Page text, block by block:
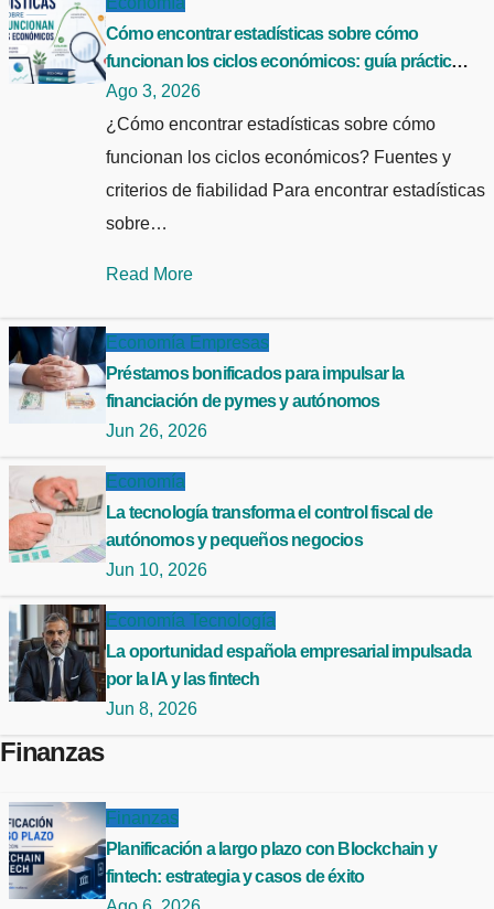
Cómo encontrar estadísticas sobre cómo
funcionan los ciclos económicos: guía práctica y
fuentes fiables
Ago 3, 2026
¿Cómo encontrar estadísticas sobre cómo
funcionan los ciclos económicos? Fuentes y
criterios de fiabilidad Para encontrar estadísticas
sobre…
Read More
Economía Empresas
Préstamos bonificados para impulsar la
financiación de pymes y autónomos
Jun 26, 2026
Economía
La tecnología transforma el control fiscal de
autónomos y pequeños negocios
Jun 10, 2026
Economía Tecnología
La oportunidad española empresarial impulsada
por la IA y las fintech
Jun 8, 2026
Finanzas
Finanzas
Planificación a largo plazo con Blockchain y
fintech: estrategia y casos de éxito